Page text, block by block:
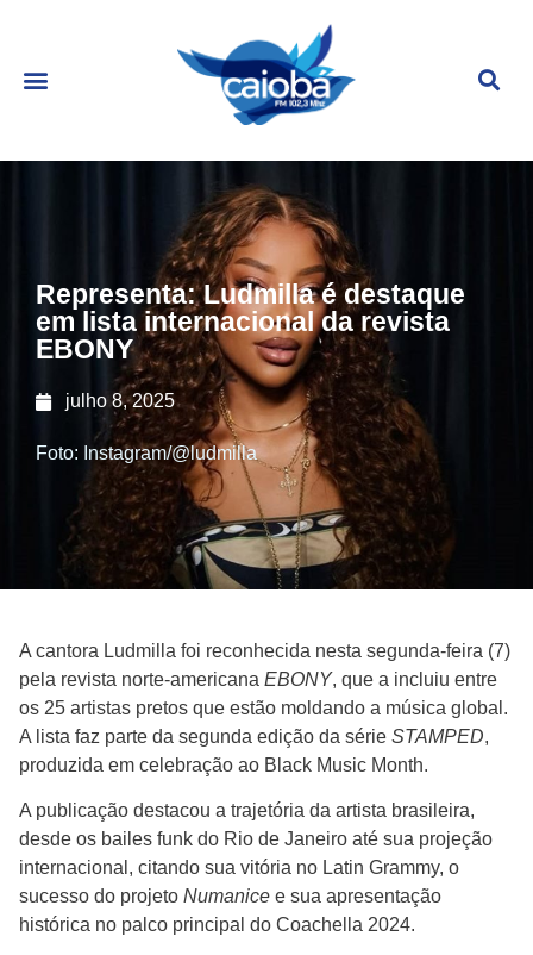
Representa: Ludmilla é destaque
em lista internacional da revista
EBONY
julho 8, 2025
Foto: Instagram/@ludmilla
A cantora Ludmilla foi reconhecida nesta segunda-feira (7)
pela revista norte-americana EBONY, que a incluiu entre
os 25 artistas pretos que estão moldando a música global.
A lista faz parte da segunda edição da série STAMPED,
produzida em celebração ao Black Music Month.
A publicação destacou a trajetória da artista brasileira,
desde os bailes funk do Rio de Janeiro até sua projeção
internacional, citando sua vitória no Latin Grammy, o
sucesso do projeto Numanice e sua apresentação
histórica no palco principal do Coachella 2024.